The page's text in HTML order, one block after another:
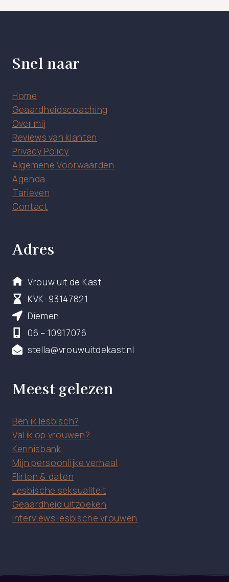
Snel naar
Home
Geaardheidscoaching
Over mij
Reviews van klanten
Privacy Policy
Algemene Voorwaarden
Agenda
Tarieven
Contact
Adres
Vrouw uit de Kast
KVK: 93147821
Diemen
06 – 10917076
stella@vrouwuitdekast.nl
Meest gelezen
Ben ik lesbisch?
Val ik op vrouwen?
Kennisbank
Mijn persoonlijke verhaal
Flirten & daten
Lesbische seksualiteit
Geaardheid uitzoeken
Interviews lesbische vrouwen